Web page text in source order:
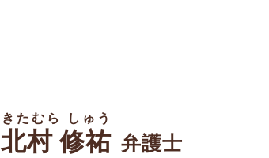
北村 修祐
きたむら しゅう
弁護士